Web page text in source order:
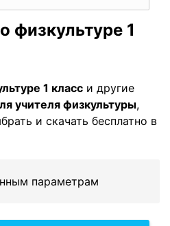
физкультуре 1
1 класс и другие
учителя физкультуры,
и скачать бесплатно в
параметрам